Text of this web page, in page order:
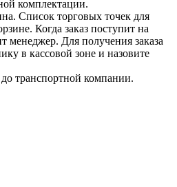
комплектации.
Список торговых точек для
Когда заказ поступит на
менеджер. Для получения заказа
в кассовой зоне и назовите
до транспортной компании.